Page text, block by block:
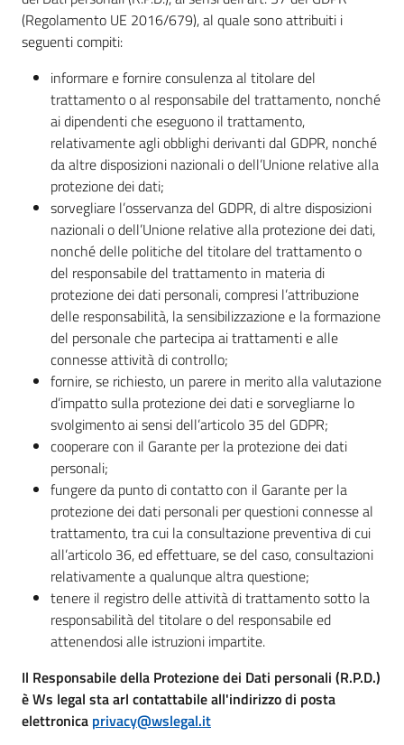
Protezione
civile
Cavezzo
Informa
Sportello
telematico
argomenti...
Seguici
su
(Regolamento UE 2016/679), al quale sono attribuiti i
seguenti compiti:
informare e fornire consulenza al titolare del
trattamento o al responsabile del trattamento, nonché
ai dipendenti che eseguono il trattamento,
relativamente agli obblighi derivanti dal GDPR, nonché
da altre disposizioni nazionali o dell’Unione relative alla
protezione dei dati;
sorvegliare l’osservanza del GDPR, di altre disposizioni
nazionali o dell’Unione relative alla protezione dei dati,
nonché delle politiche del titolare del trattamento o
del responsabile del trattamento in materia di
protezione dei dati personali, compresi l’attribuzione
delle responsabilità, la sensibilizzazione e la formazione
del personale che partecipa ai trattamenti e alle
connesse attività di controllo;
fornire, se richiesto, un parere in merito alla valutazione
d’impatto sulla protezione dei dati e sorvegliarne lo
svolgimento ai sensi dell’articolo 35 del GDPR;
cooperare con il Garante per la protezione dei dati
personali;
fungere da punto di contatto con il Garante per la
protezione dei dati personali per questioni connesse al
trattamento, tra cui la consultazione preventiva di cui
all’articolo 36, ed effettuare, se del caso, consultazioni
relativamente a qualunque altra questione;
tenere il registro delle attività di trattamento sotto la
responsabilità del titolare o del responsabile ed
attenendosi alle istruzioni impartite.
Il Responsabile della Protezione dei Dati personali (R.P.D.)
èWs legal sta arl contattabile all'indirizzo di posta
elettronica privacy@wslegal.it